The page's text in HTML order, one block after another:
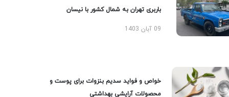
باربری تهران به شمال کشور با نیسان
09 آبان 1403
خواص و فواید سدیم بنزوات برای پوست و
محصولات آرایشی بهداشتی